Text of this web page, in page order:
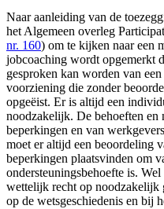
Naar aanleiding van de
het Algemeen overleg
nr. 160) om te kijken naar een
jobcoaching wordt opgemerkt
gesproken kan worden van
voorziening die zonder
opgeëist. Er is altijd een
noodzakelijk. De behoeften en
beperkingen en van
moet er altijd een beoordeling
beperkingen plaatsvinden om
ondersteuningsbehoefte is.
wettelijk recht op noodzakelijk
op de wetsgeschiedenis en bij